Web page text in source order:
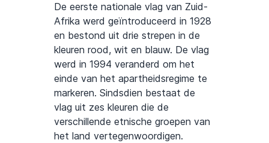
De eerste nationale vlag van Zuid-
Afrika werd geïntroduceerd in 1928
en bestond uit drie strepen in de
kleuren rood, wit en blauw. De vlag
werd in 1994 veranderd om het
einde van het apartheidsregime te
markeren. Sindsdien bestaat de
vlag uit zes kleuren die de
verschillende etnische groepen van
het land vertegenwoordigen.